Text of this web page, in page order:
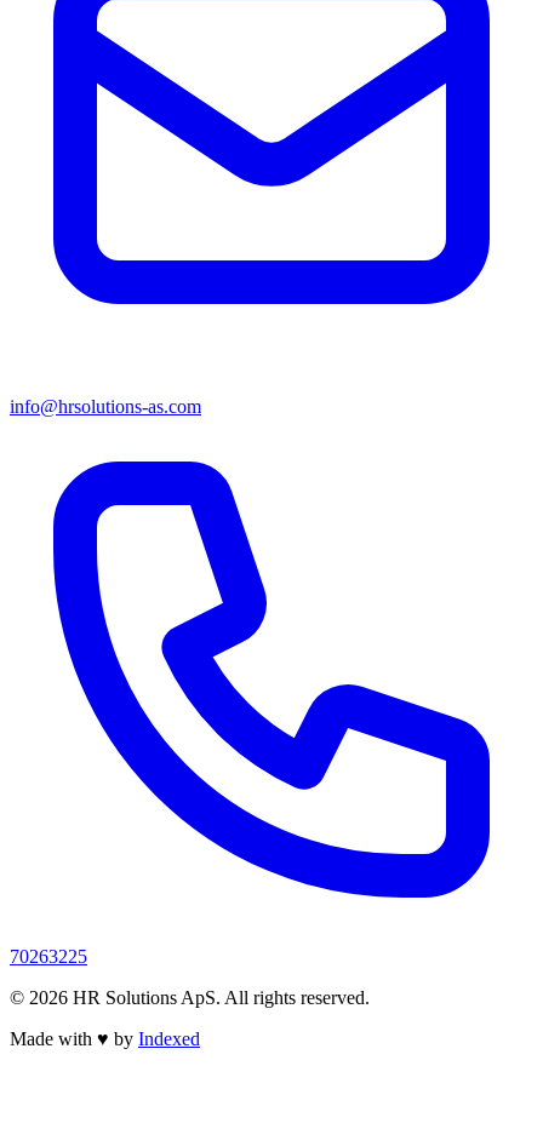
info@hrsolutions-as.com
70263225
© 2026 HR Solutions ApS. All rights reserved.
Made with ♥ by Indexed